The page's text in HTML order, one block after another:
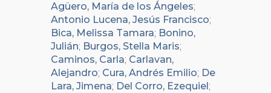
Agüero, María de los Ángeles;
Antonio Lucena, Jesús Francisco;
Bica, Melissa Tamara; Bonino,
Julián; Burgos, Stella Maris;
Caminos, Carla; Carlavan,
Alejandro; Cura, Andrés Emilio; De
Lara, Jimena; Del Corro, Ezequiel ;